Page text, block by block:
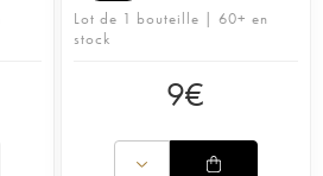
Lot de 1 bouteille | 60+ en
stock
9€